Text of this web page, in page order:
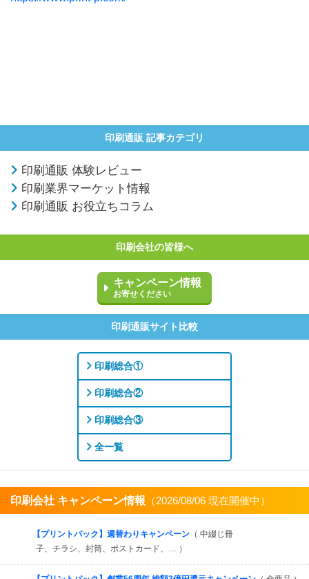
印刷通販 記事カテゴリ
印刷通販 体験レビュー
印刷業界マーケット情報
印刷通販 お役立ちコラム
印刷会社の皆様へ
キャンペーン情報
お寄せください
印刷通販サイト比較
印刷総合①
印刷総合②
印刷総合③
全一覧
印刷会社 キャンペーン情報 （2026/08/06 現在開催中）
【プリントパック】週替わりキャンペーン （ 中綴じ冊
子、チラシ、封筒、ポストカード、… ）